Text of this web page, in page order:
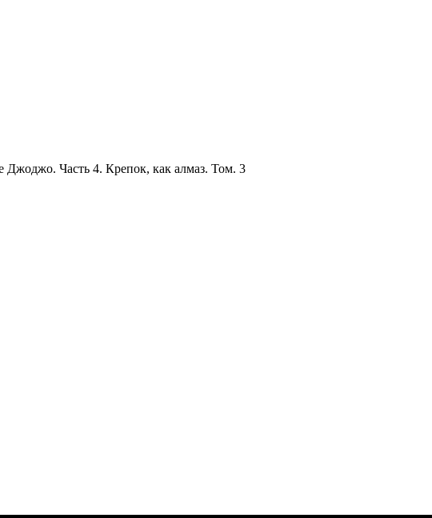
Часть 4. Крепок, как алмаз. Том. 3